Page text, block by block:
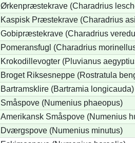
Ørkenpræstekrave (Charadrius
Kaspisk Præstekrave (Charadrius
Gobipræstekrave (Charadrius
Pomeransfugl (Charadrius
Krokodillevogter (Pluvianus
Broget Riksesneppe (Rostratula
Bartramsklire (Bartramia longicauda)
Småspove (Numenius phaeopus)
Amerikansk Småspove (Numenius
Dværgspove (Numenius minutus)